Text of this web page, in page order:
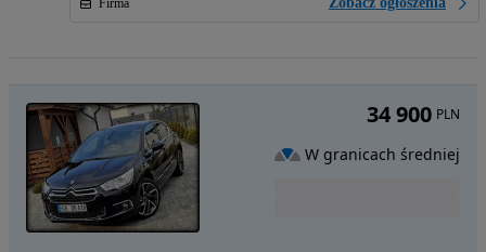
Firma
34 900 PLN
W granicach średniej